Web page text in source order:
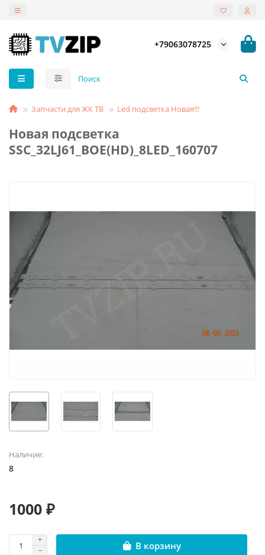
+79063078725
Запчасти для ЖК ТВ Led подсветка Новая!!!
Новая подсветка
SSC_32LJ61_BOE(HD)_8LED_160707
Наличие:
8
1000 ₽
В корзину